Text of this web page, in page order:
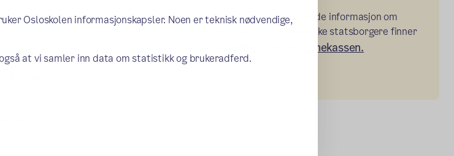
Osloskolen informasjonskapsler. Noen er teknisk nødvendige,
at vi samler inn data om statistikk og brukeradferd.
fag
(se
Brosjyrene og mer utfyllende informasjon om
stipend og lån til utenlandske statsborgere finner
kundesidene til Lånekassen.